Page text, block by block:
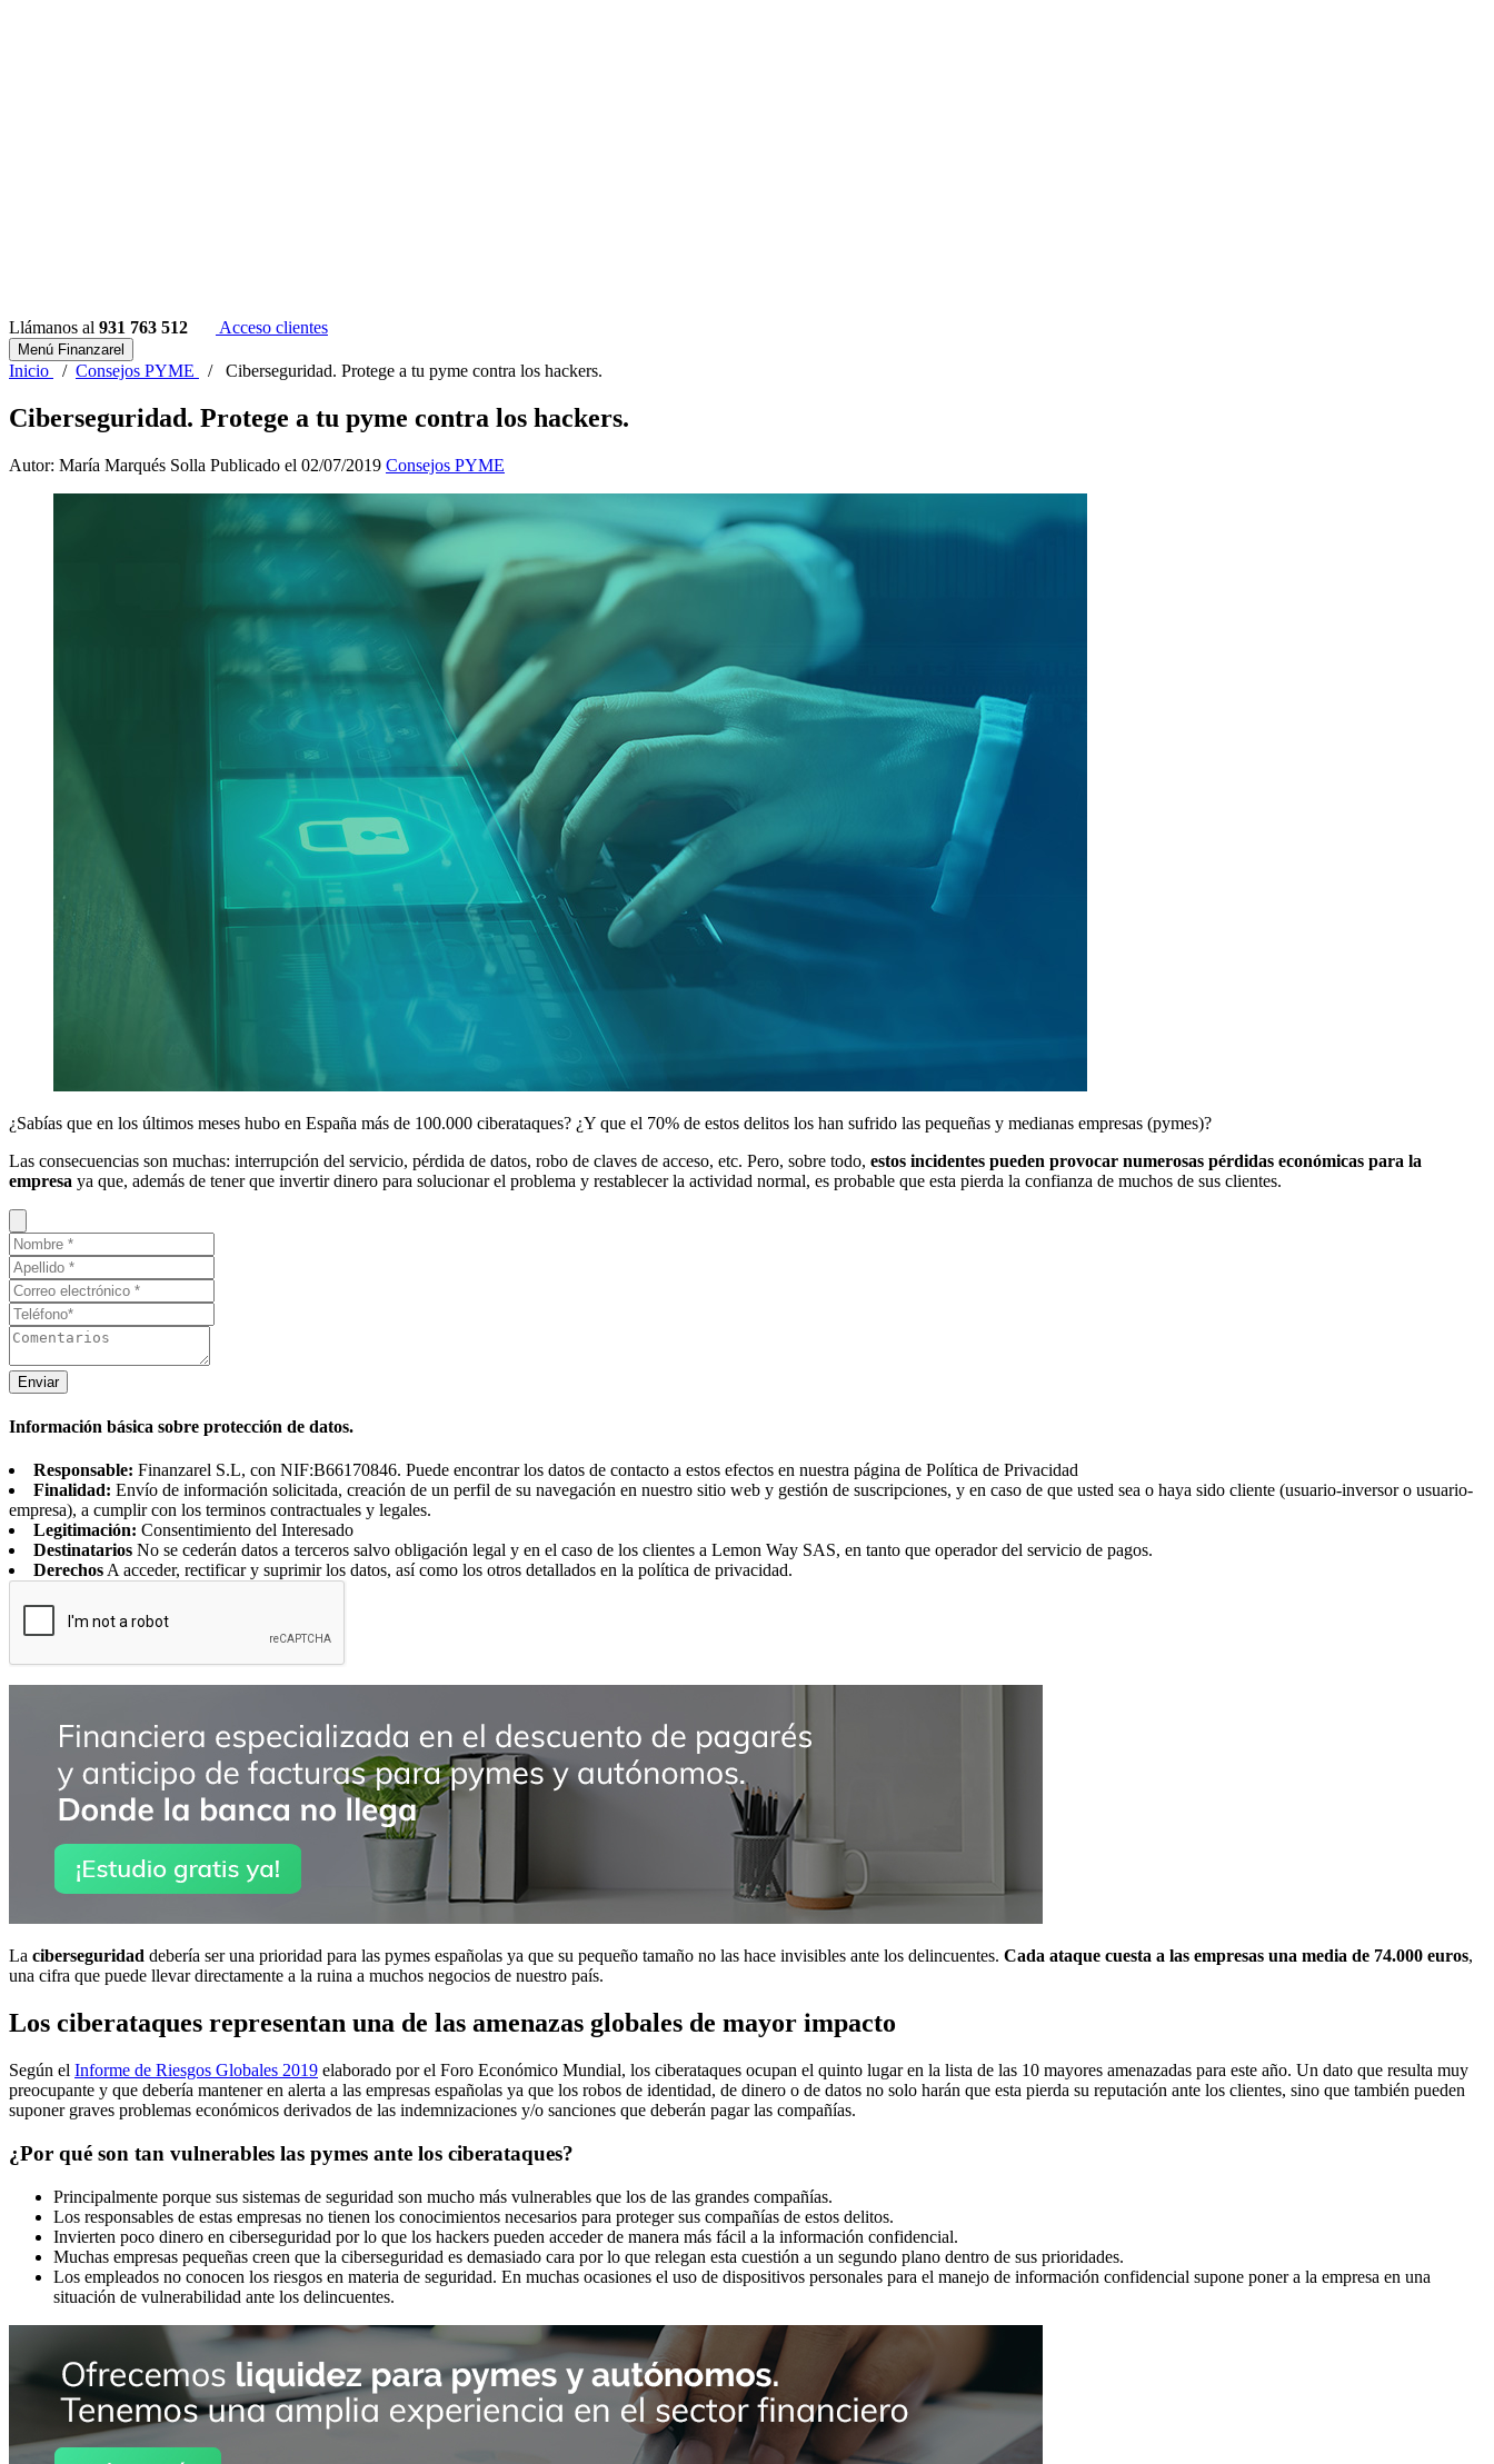
Llámanos al 931 763 512 Acceso clientes
Menú Finanzarel
Inicio / Consejos PYME / Ciberseguridad. Protege a tu pyme contra los hackers.
Ciberseguridad. Protege a tu pyme contra los hackers.
Autor: María Marqués Solla Publicado el 02/07/2019 Consejos PYME
¿Sabías que en los últimos meses hubo en España más de 100.000 ciberataques? ¿Y que el 70% de estos delitos los han sufrido las pequeñas y medianas empresas (pymes)?
Las consecuencias son muchas: interrupción del servicio, pérdida de datos, robo de claves de acceso, etc. Pero, sobre todo, estos incidentes pueden provocar numerosas pérdidas económicas para la
empresa ya que, además de tener que invertir dinero para solucionar el problema y restablecer la actividad normal, es probable que esta pierda la confianza de muchos de sus clientes.
Enviar
Información básica sobre protección de datos.
Responsable: Finanzarel S.L, con NIF:B66170846. Puede encontrar los datos de contacto a estos efectos en nuestra página de Política de Privacidad
Finalidad: Envío de información solicitada, creación de un perfil de su navegación en nuestro sitio web y gestión de suscripciones, y en caso de que usted sea o haya sido cliente (usuario-inversor o usuario-
empresa), a cumplir con los terminos contractuales y legales.
Legitimación: Consentimiento del Interesado
Destinatarios No se cederán datos a terceros salvo obligación legal y en el caso de los clientes a Lemon Way SAS, en tanto que operador del servicio de pagos.
Derechos A acceder, rectificar y suprimir los datos, así como los otros detallados en la política de privacidad.
La ciberseguridad debería ser una prioridad para las pymes españolas ya que su pequeño tamaño no las hace invisibles ante los delincuentes. Cada ataque cuesta a las empresas una media de 74.000 euros,
una cifra que puede llevar directamente a la ruina a muchos negocios de nuestro país.
Los ciberataques representan una de las amenazas globales de mayor impacto
Según el Informe de Riesgos Globales 2019 elaborado por el Foro Económico Mundial, los ciberataques ocupan el quinto lugar en la lista de las 10 mayores amenazadas para este año. Un dato que resulta muy
preocupante y que debería mantener en alerta a las empresas españolas ya que los robos de identidad, de dinero o de datos no solo harán que esta pierda su reputación ante los clientes, sino que también pueden
suponer graves problemas económicos derivados de las indemnizaciones y/o sanciones que deberán pagar las compañías.
¿Por qué son tan vulnerables las pymes ante los ciberataques?
Principalmente porque sus sistemas de seguridad son mucho más vulnerables que los de las grandes compañías.
Los responsables de estas empresas no tienen los conocimientos necesarios para proteger sus compañías de estos delitos.
Invierten poco dinero en ciberseguridad por lo que los hackers pueden acceder de manera más fácil a la información confidencial.
Muchas empresas pequeñas creen que la ciberseguridad es demasiado cara por lo que relegan esta cuestión a un segundo plano dentro de sus prioridades.
Los empleados no conocen los riesgos en materia de seguridad. En muchas ocasiones el uso de dispositivos personales para el manejo de información confidencial supone poner a la empresa en una
situación de vulnerabilidad ante los delincuentes.